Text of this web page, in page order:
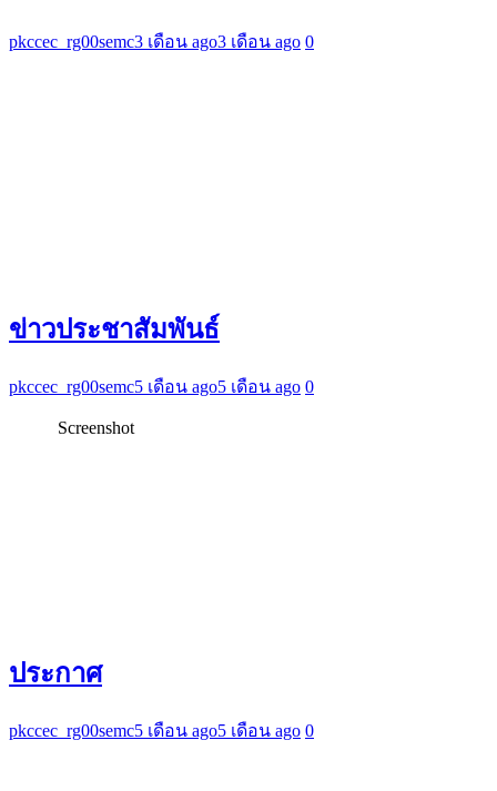
pkccec_rg00semc3 เดือน ago3 เดือน ago 0
ข่าวประชาสัมพันธ์
pkccec_rg00semc5 เดือน ago5 เดือน ago 0
Screenshot
ประกาศ
pkccec_rg00semc5 เดือน ago5 เดือน ago 0